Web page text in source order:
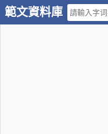
範文資料庫